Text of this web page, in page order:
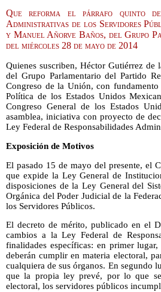
Que reforma el párrafo quinto
Administrativas de los Servidores
y Manuel Añorve Baños, del Grupo
del miércoles 28 de mayo de 2014
Quienes suscriben, Héctor Gutiérrez de
del Grupo Parlamentario del Partido
Congreso de la Unión, con
Política de los Estados Unidos
Congreso General de los Estados
asamblea, iniciativa con proyecto de
Ley Federal de Responsabilidades
Exposición de Motivos
El pasado 15 de mayo del presente, el
que expide la Ley General de
disposiciones de la Ley General del
Orgánica del Poder Judicial de la
los Servidores Públicos.
El decreto de mérito, publicado en el
cambios a la Ley Federal de
finalidades específicas: en primer
deberán cumplir en materia electoral,
cualquiera de sus órganos. En segundo
que la propia ley prevé, por lo que se
electoral, los servidores públicos